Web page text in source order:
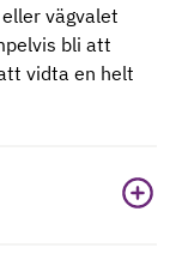
vägvalet
bli att
vidta en helt